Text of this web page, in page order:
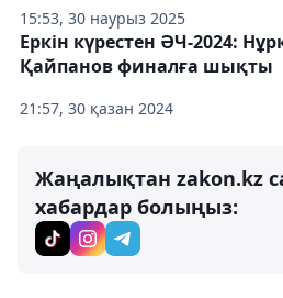
15:53, 30 наурыз 2025
21:57, 30 қазан 2024
Еркін күрестен ӘЧ-2024:
Қайпанов финалға шықты
Жаңалықтан zakon.kz
хабардар болыңыз: